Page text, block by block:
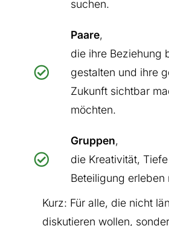
suchen.
Paare,
die ihre Beziehung
gestalten und ihre
Zukunft sichtbar
möchten.
Gruppen,
die Kreativität,
Beteiligung erleben
Kurz: Für alle, die nicht
diskutieren wollen,